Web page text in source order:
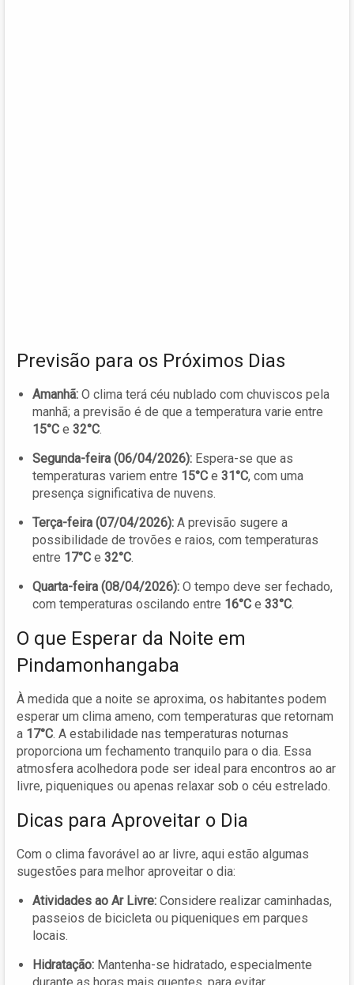
Previsão para os Próximos Dias
Amanhã: O clima terá céu nublado com chuviscos pela
manhã; a previsão é de que a temperatura varie entre
15°C e 32°C.
Segunda-feira (06/04/2026): Espera-se que as
temperaturas variem entre 15°C e 31°C, com uma
presença significativa de nuvens.
Terça-feira (07/04/2026): A previsão sugere a
possibilidade de trovões e raios, com temperaturas
entre 17°C e 32°C.
Quarta-feira (08/04/2026): O tempo deve ser fechado,
com temperaturas oscilando entre 16°C e 33°C.
O que Esperar da Noite em
Pindamonhangaba
À medida que a noite se aproxima, os habitantes podem
esperar um clima ameno, com temperaturas que retornam
a 17°C. A estabilidade nas temperaturas noturnas
proporciona um fechamento tranquilo para o dia. Essa
atmosfera acolhedora pode ser ideal para encontros ao ar
livre, piqueniques ou apenas relaxar sob o céu estrelado.
Dicas para Aproveitar o Dia
Com o clima favorável ao ar livre, aqui estão algumas
sugestões para melhor aproveitar o dia:
Atividades ao Ar Livre: Considere realizar caminhadas,
passeios de bicicleta ou piqueniques em parques
locais.
Hidratação: Mantenha-se hidratado, especialmente